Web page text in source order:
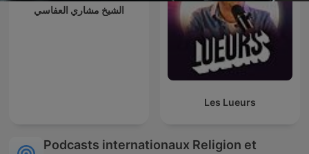
الشيخ مشاري العفاسي
Les Lueurs
Podcasts internationaux Religion et